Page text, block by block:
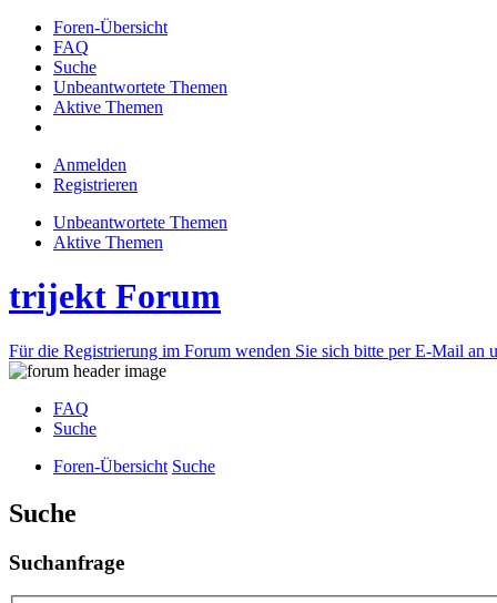
Foren-Übersicht
FAQ
Suche
Unbeantwortete Themen
Aktive Themen
Anmelden
Registrieren
Unbeantwortete Themen
Aktive Themen
trijekt Forum
Für die Registrierung im Forum wenden Sie sich bitte per E-Mail an
FAQ
Suche
Foren-Übersicht Suche
Suche
Suchanfrage